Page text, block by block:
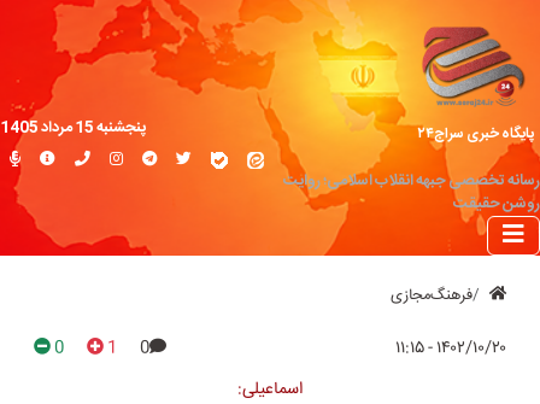
پایگاه خبری سراج۲۴
رسانه تخصصی جبهه انقلاب اسلامی؛ روایت
روشن حقیقت
پنجشنبه 15 مرداد 1405
فرهنگ‌مجازی
۱۴۰۲/۱۰/۲۰ - ۱۱:۱۵ 0
1
0
اسماعیلی: